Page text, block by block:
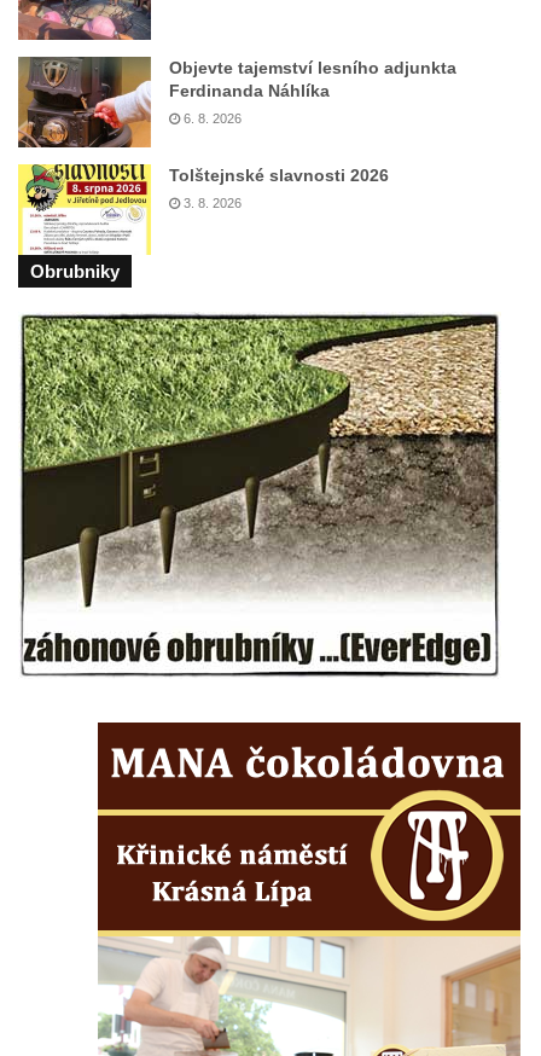
Objevte tajemství lesního adjunkta
Ferdinanda Náhlíka
6. 8. 2026
Tolštejnské slavnosti 2026
3. 8. 2026
Obrubniky